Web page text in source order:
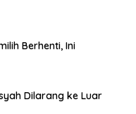
Berhenti, Ini
Dilarang ke Luar